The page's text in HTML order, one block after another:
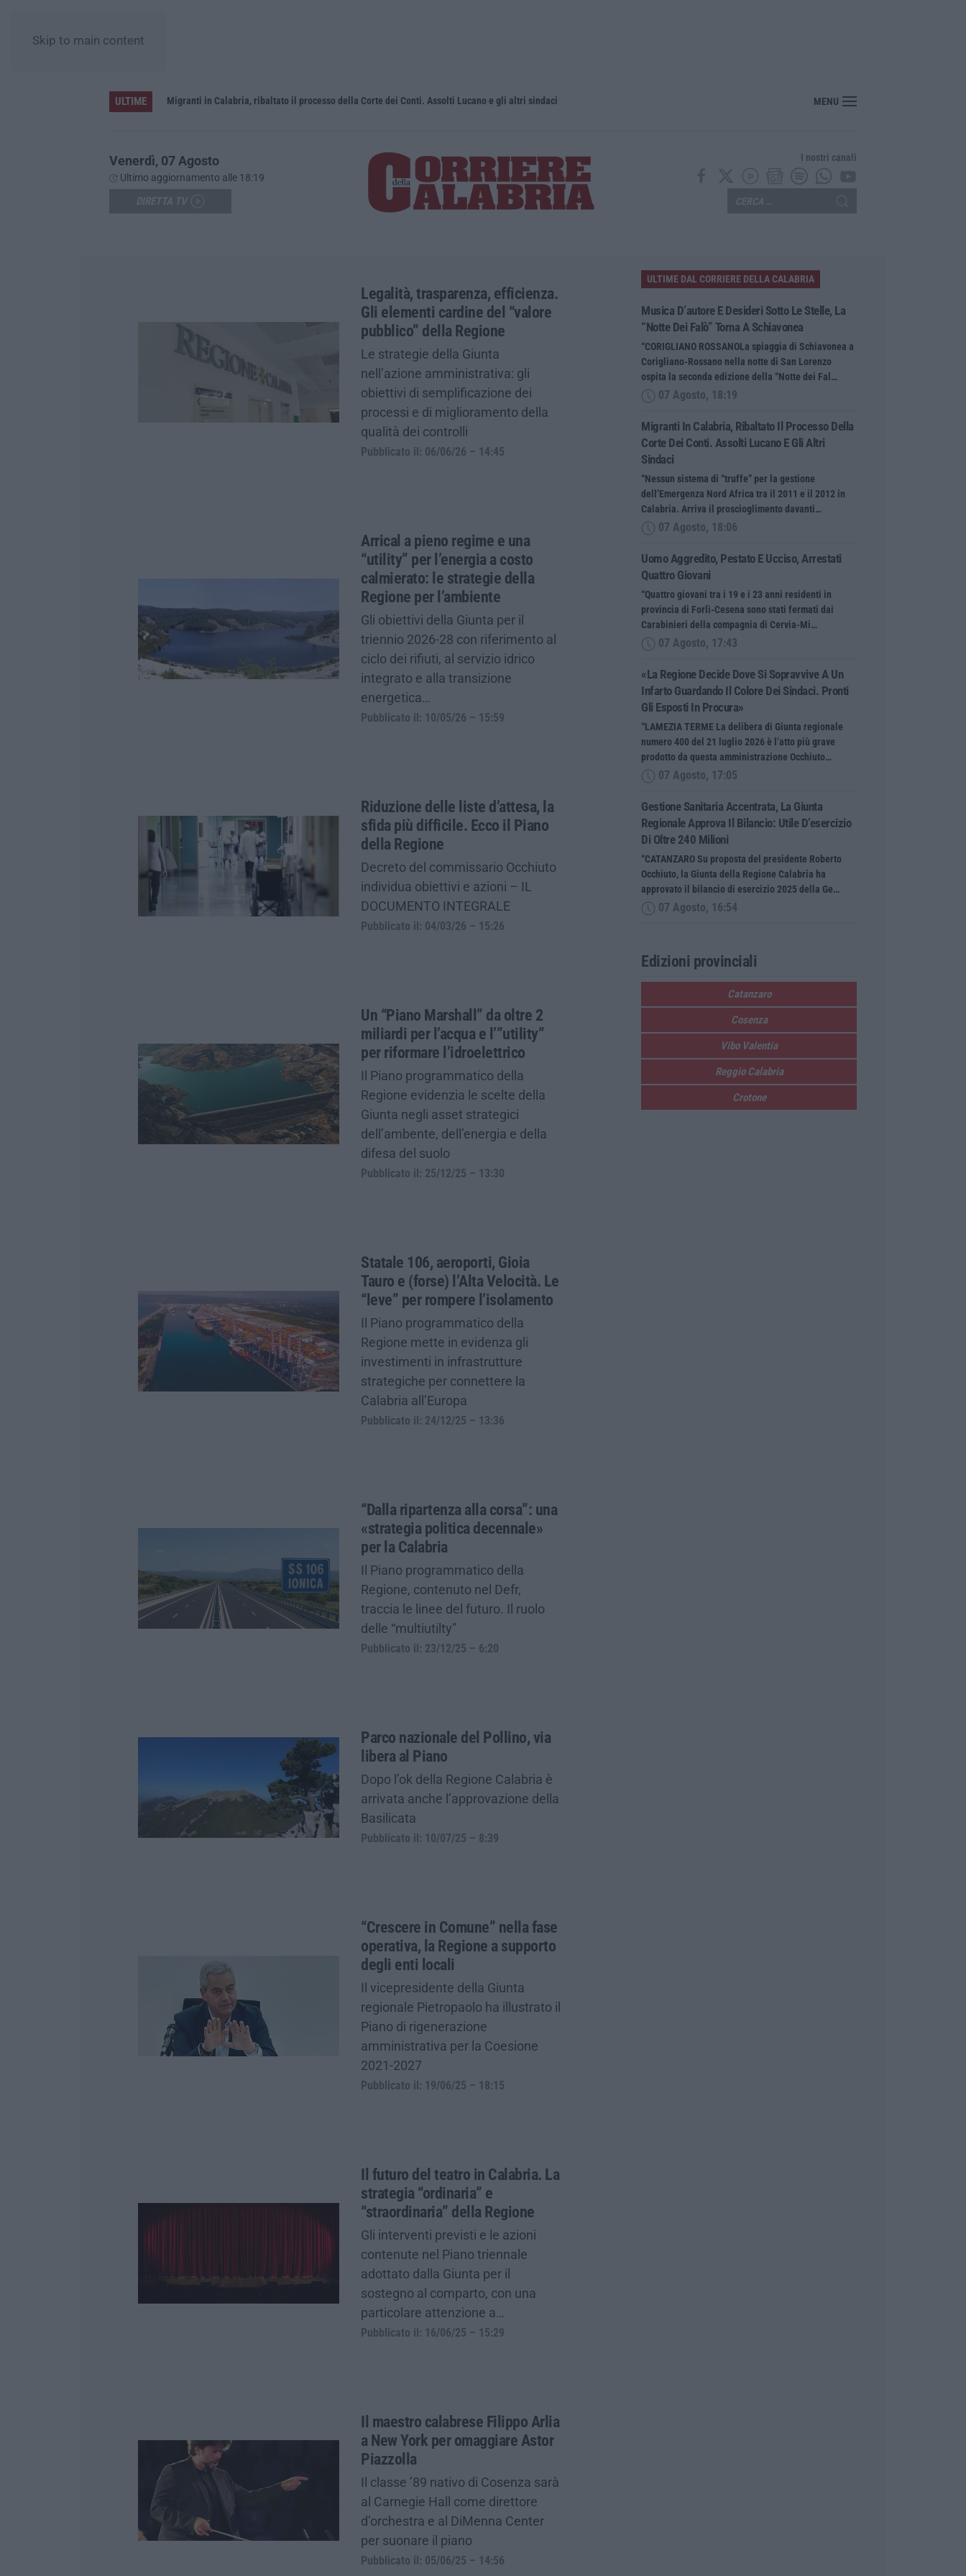
Skip to main content
ULTIME Migranti in Calabria, ribaltato il processo della Corte dei Conti. Assolti Lucano e gli altri sindaci Uomo aggredito, pestato e ucciso, arrestati quattro giovani
MENU
Venerdì, 07 Agosto
Ultimo aggiornamento alle 18:19
I nostri canali
Legalità, trasparenza, efficienza.
Gli elementi cardine del “valore
pubblico” della Regione
Le strategie della Giunta
nell’azione amministrativa: gli
obiettivi di semplificazione dei
processi e di miglioramento della
qualità dei controlli
Pubblicato il: 06/06/26 – 14:45
Arrical a pieno regime e una
“utility” per l’energia a costo
calmierato: le strategie della
Regione per l’ambiente
Gli obiettivi della Giunta per il
triennio 2026-28 con riferimento al
ciclo dei rifiuti, al servizio idrico
integrato e alla transizione
energetica…
Pubblicato il: 10/05/26 – 15:59
Riduzione delle liste d’attesa, la
sfida più difficile. Ecco il Piano
della Regione
Decreto del commissario Occhiuto
individua obiettivi e azioni – IL
DOCUMENTO INTEGRALE
Pubblicato il: 04/03/26 – 15:26
Un “Piano Marshall” da oltre 2
miliardi per l’acqua e l’”utility”
per riformare l’idroelettrico
Il Piano programmatico della
Regione evidenzia le scelte della
Giunta negli asset strategici
dell’ambente, dell’energia e della
difesa del suolo
Pubblicato il: 25/12/25 – 13:30
Statale 106, aeroporti, Gioia
Tauro e (forse) l’Alta Velocità. Le
“leve” per rompere l’isolamento
Il Piano programmatico della
Regione mette in evidenza gli
investimenti in infrastrutture
strategiche per connettere la
Calabria all’Europa
Pubblicato il: 24/12/25 – 13:36
“Dalla ripartenza alla corsa”: una
«strategia politica decennale»
per la Calabria
Il Piano programmatico della
Regione, contenuto nel Defr,
traccia le linee del futuro. Il ruolo
delle “multiutilty”
Pubblicato il: 23/12/25 – 6:20
Parco nazionale del Pollino, via
libera al Piano
Dopo l’ok della Regione Calabria è
arrivata anche l’approvazione della
Basilicata
Pubblicato il: 10/07/25 – 8:39
“Crescere in Comune” nella fase
operativa, la Regione a supporto
degli enti locali
Il vicepresidente della Giunta
regionale Pietropaolo ha illustrato il
Piano di rigenerazione
amministrativa per la Coesione
2021-2027
Pubblicato il: 19/06/25 – 18:15
Il futuro del teatro in Calabria. La
strategia “ordinaria” e
“straordinaria” della Regione
Gli interventi previsti e le azioni
contenute nel Piano triennale
adottato dalla Giunta per il
sostegno al comparto, con una
particolare attenzione a…
Pubblicato il: 16/06/25 – 15:29
Il maestro calabrese Filippo Arlia
a New York per omaggiare Astor
Piazzolla
Il classe ’89 nativo di Cosenza sarà
al Carnegie Hall come direttore
d’orchestra e al DiMenna Center
per suonare il piano
Pubblicato il: 05/06/25 – 14:56
ULTIME DAL CORRIERE DELLA CALABRIA
Musica D’autore E Desideri Sotto Le Stelle, La
“Notte Dei Falò” Torna A Schiavonea
“CORIGLIANO ROSSANOLa spiaggia di Schiavonea a
Corigliano-Rossano nella notte di San Lorenzo
ospita la seconda edizione della “Notte dei Fal…
07 Agosto, 18:19
Migranti In Calabria, Ribaltato Il Processo Della
Corte Dei Conti. Assolti Lucano E Gli Altri
Sindaci
“Nessun sistema di “truffe” per la gestione
dell’Emergenza Nord Africa tra il 2011 e il 2012 in
Calabria. Arriva il proscioglimento davanti…
07 Agosto, 18:06
Uomo Aggredito, Pestato E Ucciso, Arrestati
Quattro Giovani
“Quattro giovani tra i 19 e i 23 anni residenti in
provincia di Forlì-Cesena sono stati fermati dai
Carabinieri della compagnia di Cervia-Mi…
07 Agosto, 17:43
«La Regione Decide Dove Si Sopravvive A Un
Infarto Guardando Il Colore Dei Sindaci. Pronti
Gli Esposti In Procura»
“LAMEZIA TERME La delibera di Giunta regionale
numero 400 del 21 luglio 2026 è l’atto più grave
prodotto da questa amministrazione Occhiuto…
07 Agosto, 17:05
Gestione Sanitaria Accentrata, La Giunta
Regionale Approva Il Bilancio: Utile D’esercizio
Di Oltre 240 Milioni
“CATANZARO Su proposta del presidente Roberto
Occhiuto, la Giunta della Regione Calabria ha
approvato il bilancio di esercizio 2025 della Ge…
07 Agosto, 16:54
Edizioni provinciali
Catanzaro
Cosenza
Vibo Valentia
Reggio Calabria
Crotone